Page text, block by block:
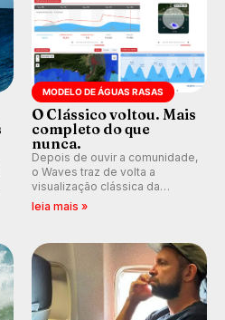
MODELO DE ÁGUAS RASAS
O Clássico voltou. Mais
completo do que
nunca.
Depois de ouvir a comunidade,
o Waves traz de volta a
visualização clássica da
previsão de águas rasas,
ondas para até 16 dias.
leia mais »